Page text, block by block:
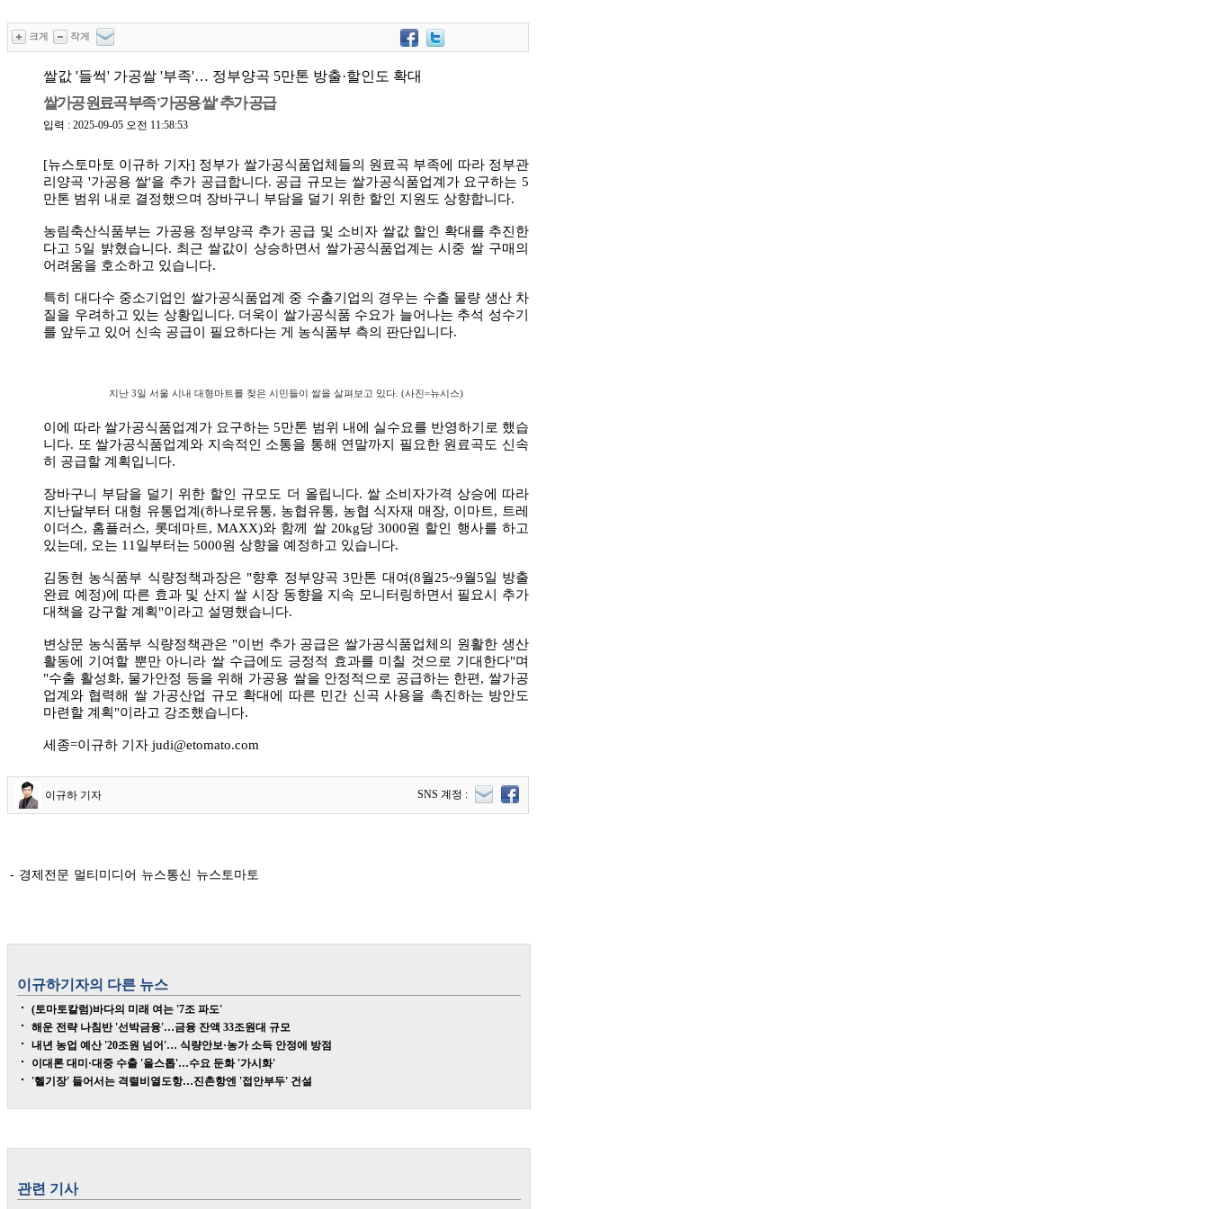
크게 작게
쌀값 '들썩' 가공쌀 '부족'… 정부양곡 5만톤 방출·할인도 확대
쌀가공 원료곡 부족 '가공용 쌀' 추가 공급
입력 : 2025-09-05 오전 11:58:53
[뉴스토마토 이규하 기자] 정부가 쌀가공식품업체들의 원료곡 부족에 따라 정부관
리양곡 '가공용 쌀'을 추가 공급합니다. 공급 규모는 쌀가공식품업계가 요구하는 5
만톤 범위 내로 결정했으며 장바구니 부담을 덜기 위한 할인 지원도 상향합니다.
농림축산식품부는 가공용 정부양곡 추가 공급 및 소비자 쌀값 할인 확대를 추진한
다고 5일 밝혔습니다. 최근 쌀값이 상승하면서 쌀가공식품업계는 시중 쌀 구매의
어려움을 호소하고 있습니다.
특히 대다수 중소기업인 쌀가공식품업계 중 수출기업의 경우는 수출 물량 생산 차
질을 우려하고 있는 상황입니다. 더욱이 쌀가공식품 수요가 늘어나는 추석 성수기
를 앞두고 있어 신속 공급이 필요하다는 게 농식품부 측의 판단입니다.
지난 3일 서울 시내 대형마트를 찾은 시민들이 쌀을 살펴보고 있다. (사진=뉴시스)
이에 따라 쌀가공식품업계가 요구하는 5만톤 범위 내에 실수요를 반영하기로 했습
니다. 또 쌀가공식품업계와 지속적인 소통을 통해 연말까지 필요한 원료곡도 신속
히 공급할 계획입니다.
장바구니 부담을 덜기 위한 할인 규모도 더 올립니다. 쌀 소비자가격 상승에 따라
지난달부터 대형 유통업계(하나로유통, 농협유통, 농협 식자재 매장, 이마트, 트레
이더스, 홈플러스, 롯데마트, MAXX)와 함께 쌀 20kg당 3000원 할인 행사를 하고
있는데, 오는 11일부터는 5000원 상향을 예정하고 있습니다.
김동현 농식품부 식량정책과장은 "향후 정부양곡 3만톤 대여(8월25~9월5일 방출
완료 예정)에 따른 효과 및 산지 쌀 시장 동향을 지속 모니터링하면서 필요시 추가
대책을 강구할 계획"이라고 설명했습니다.
변상문 농식품부 식량정책관은 "이번 추가 공급은 쌀가공식품업체의 원활한 생산
활동에 기여할 뿐만 아니라 쌀 수급에도 긍정적 효과를 미칠 것으로 기대한다"며
"수출 활성화, 물가안정 등을 위해 가공용 쌀을 안정적으로 공급하는 한편, 쌀가공
업계와 협력해 쌀 가공산업 규모 확대에 따른 민간 신곡 사용을 촉진하는 방안도
마련할 계획"이라고 강조했습니다.
세종=이규하 기자 judi@etomato.com
이규하 기자 SNS 계정 :
- 경제전문 멀티미디어 뉴스통신 뉴스토마토
이규하기자의 다른 뉴스
(토마토칼럼)바다의 미래 여는 '7조 파도'
해운 전략 나침반 '선박금융'…금융 잔액 33조원대 규모
내년 농업 예산 '20조원 넘어'… 식량안보·농가 소득 안정에 방점
이대론 대미·대중 수출 '올스톱'…수요 둔화 '가시화'
'헬기장' 들어서는 격렬비열도항…진촌항엔 '접안부두' 건설
관련 기사